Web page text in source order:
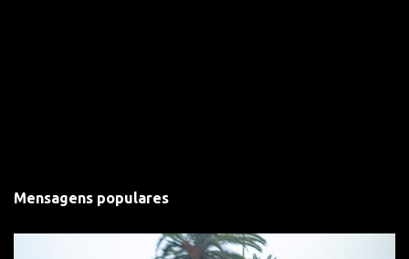
Mensagens populares